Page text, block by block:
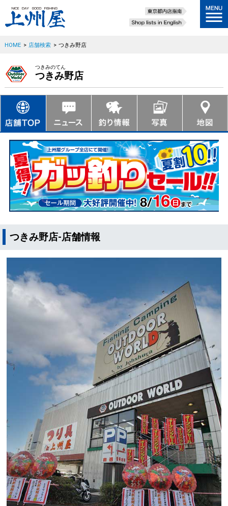
HOME > 店舗検索 > つきみ野店
つきみのてん
つきみ野店
つきみ野店-店舗情報